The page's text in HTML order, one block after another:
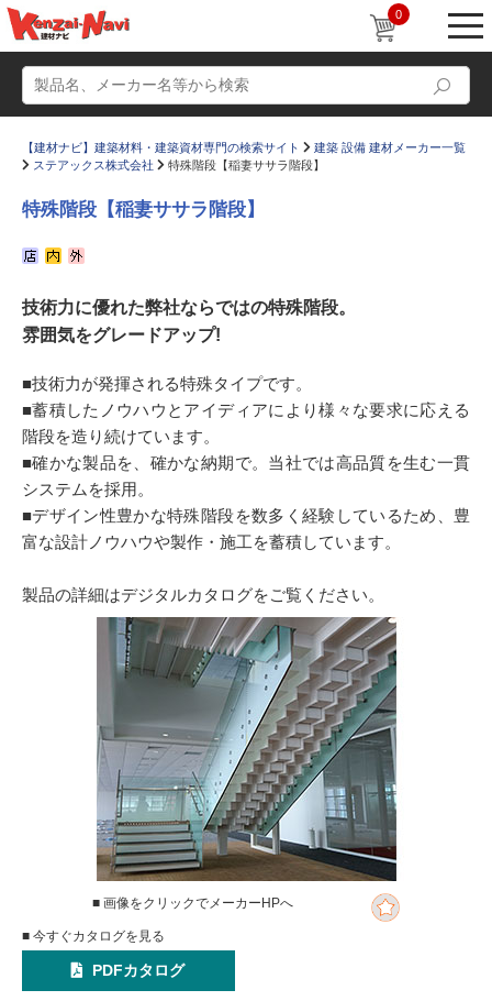
0
かたなび コラム
Q＆A 販売・施工代理店募集
お気に入り
【建材ナビ】建築材料・建築資材専門の検索サイト
建築 設備 建材メーカー一覧
ステアックス株式会社
特殊階段【稲妻ササラ階段】
特殊階段【稲妻ササラ階段】
技術力に優れた弊社ならではの特殊階段。
雰囲気をグレードアップ!
■技術力が発揮される特殊タイプです。
■蓄積したノウハウとアイディアにより様々な要求に応える
階段を造り続けています。
■確かな製品を、確かな納期で。当社では高品質を生む一貫
システムを採用。
■デザイン性豊かな特殊階段を数多く経験しているため、豊
富な設計ノウハウや製作・施工を蓄積しています。
製品の詳細はデジタルカタログをご覧ください。
■ 画像をクリックでメーカーHPへ
■ 今すぐカタログを見る
PDFカタログ